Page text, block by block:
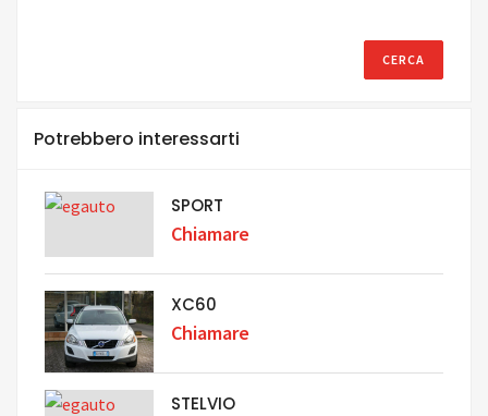
Potrebbero interessarti
SPORT
Chiamare
XC60
Chiamare
STELVIO